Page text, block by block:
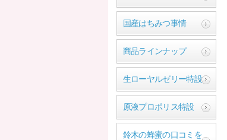
国産はちみつ事情
商品ラインナップ
生ローヤルゼリー特設
原液プロポリス特設
鈴木の蜂蜜の口コミを